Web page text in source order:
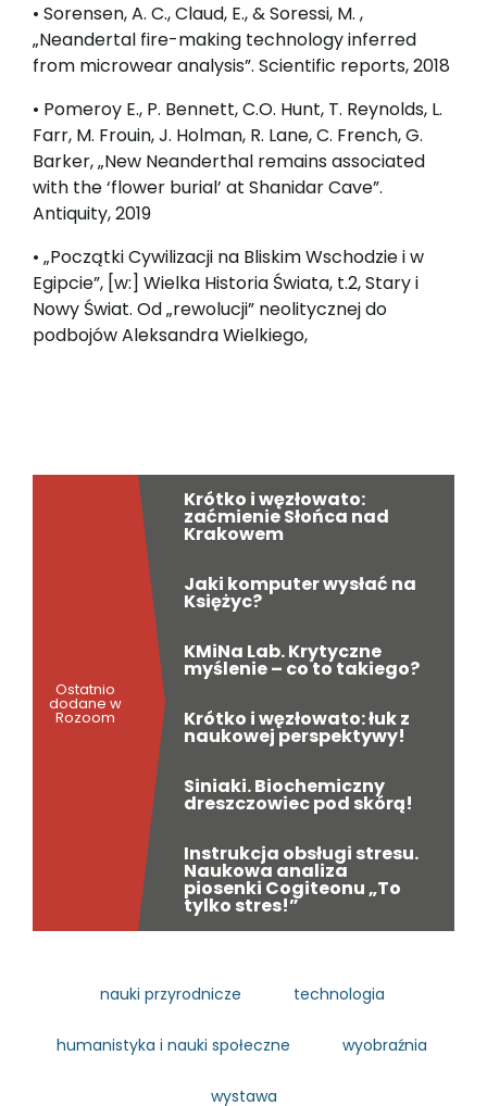
• Sorensen, A. C., Claud, E., & Soressi, M. ,
„Neandertal fire-making technology inferred
from microwear analysis”. Scientific reports, 2018
• Pomeroy E., P. Bennett, C.O. Hunt, T. Reynolds, L.
Farr, M. Frouin, J. Holman, R. Lane, C. French, G.
Barker, „New Neanderthal remains associated
with the ‘flower burial’ at Shanidar Cave”.
Antiquity, 2019
• „Początki Cywilizacji na Bliskim Wschodzie i w
Egipcie”, [w:] Wielka Historia Świata, t.2, Stary i
Nowy Świat. Od „rewolucji” neolitycznej do
podbojów Aleksandra Wielkiego,
Ostatnio
dodane w
Rozoom
Krótko i węzłowato:
zaćmienie Słońca nad
Krakowem
Jaki komputer wysłać na
Księżyc?
KMiNa Lab. Krytyczne
myślenie – co to takiego?
Krótko i węzłowato: łuk z
naukowej perspektywy!
Siniaki. Biochemiczny
dreszczowiec pod skórą!
Instrukcja obsługi stresu.
Naukowa analiza
piosenki Cogiteonu „To
tylko stres!”
nauki przyrodnicze technologia
humanistyka i nauki społeczne wyobraźnia
wystawa